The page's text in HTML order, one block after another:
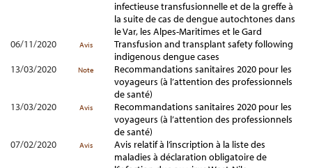
infectieuse transfusionnelle et de la greffe à
la suite de cas de dengue autochtones dans
le Var, les Alpes-Maritimes et le Gard
06/11/2020
Avis
Transfusion and transplant safety following
indigenous dengue cases
13/03/2020
Note
Recommandations sanitaires 2020 pour les
voyageurs (à l’attention des professionnels
de santé)
13/03/2020
Avis
Recommandations sanitaires 2020 pour les
voyageurs (à l’attention des professionnels
de santé)
07/02/2020
Avis
Avis relatif à l’inscription à la liste des
maladies à déclaration obligatoire de